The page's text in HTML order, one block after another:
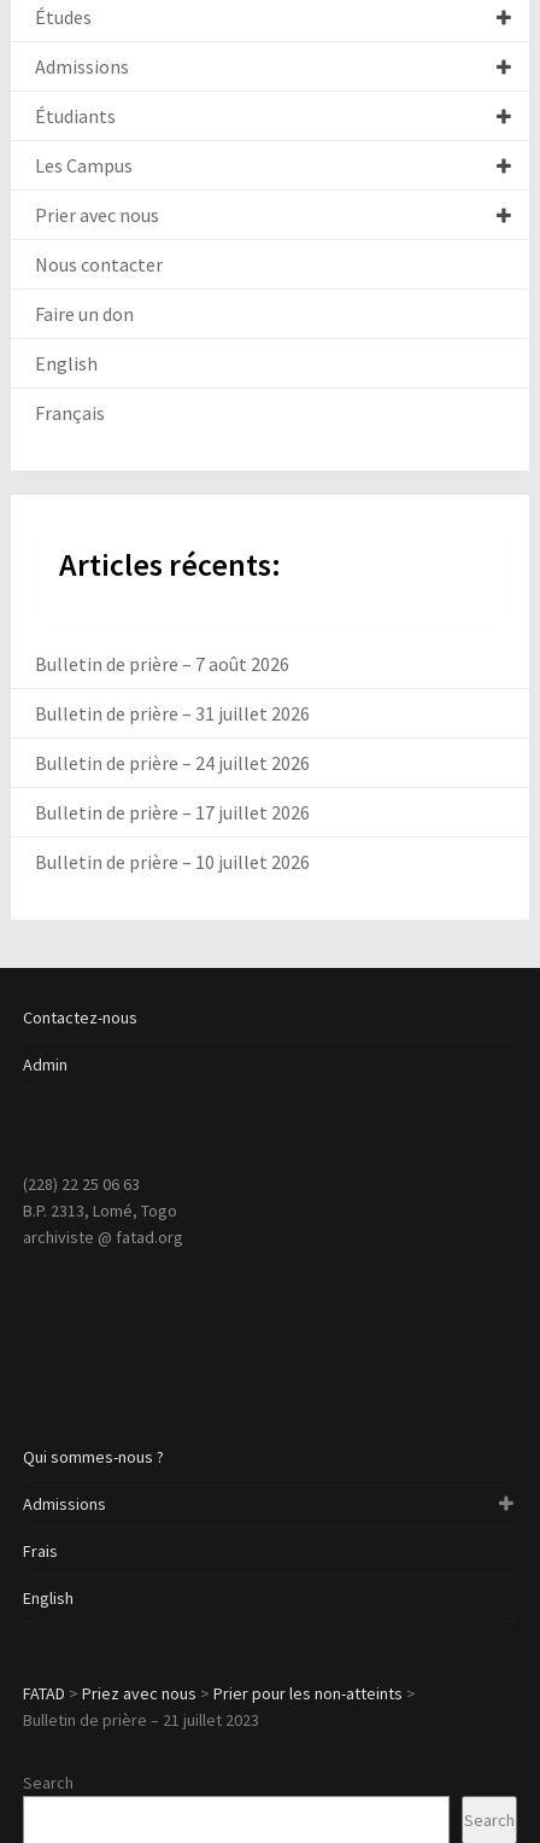
Études
Admissions
Étudiants
Les Campus
Prier avec nous
Nous contacter
Faire un don
English
Français
Articles récents:
Bulletin de prière – 7 août 2026
Bulletin de prière – 31 juillet 2026
Bulletin de prière – 24 juillet 2026
Bulletin de prière – 17 juillet 2026
Bulletin de prière – 10 juillet 2026
Contactez-nous
Admin
(228) 22 25 06 63
B.P. 2313, Lomé, Togo
archiviste @ fatad.org
Qui sommes-nous ?
Admissions
Frais
English
FATAD > Priez avec nous > Prier pour les non-atteints >
Bulletin de prière – 21 juillet 2023
Search
Search